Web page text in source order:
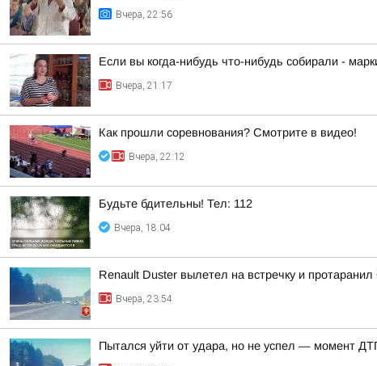
Вчера, 22:56
Если вы когда-нибудь что-нибудь собирали -
Вчера, 21:17
Как прошли соревнования? Смотрите в видео!
Вчера, 22:12
Будьте бдительны! Тел: 112
Вчера, 18:04
Renault Duster вылетел на встречку и
Вчера, 23:54
Пытался уйти от удара, но не успел — момент